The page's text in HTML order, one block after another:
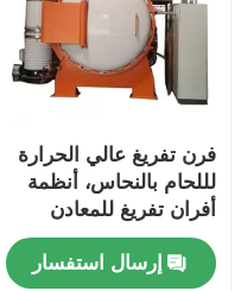
فرن تفريغ عالي الحرارة
لللحام بالنحاس، أنظمة
أفران تفريغ للمعادن
الصلبة
إرسال استفسار